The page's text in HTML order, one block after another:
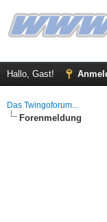
Hallo, Gast!
Das Twingoforum...
Forenmeldung